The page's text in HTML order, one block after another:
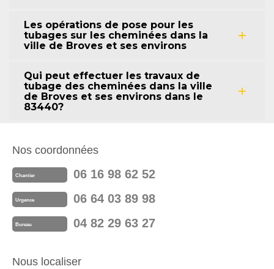
Les opérations de pose pour les
tubages sur les cheminées dans la
ville de Broves et ses environs
Qui peut effectuer les travaux de
tubage des cheminées dans la ville
de Broves et ses environs dans le
83440?
Nos coordonnées
Chantier 06 16 98 62 52
Urgence 06 64 03 89 98
Bureau 04 82 29 63 27
Nous localiser